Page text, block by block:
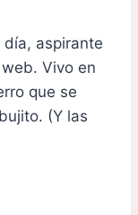
día, aspirante
Vivo en
que se
(Y las